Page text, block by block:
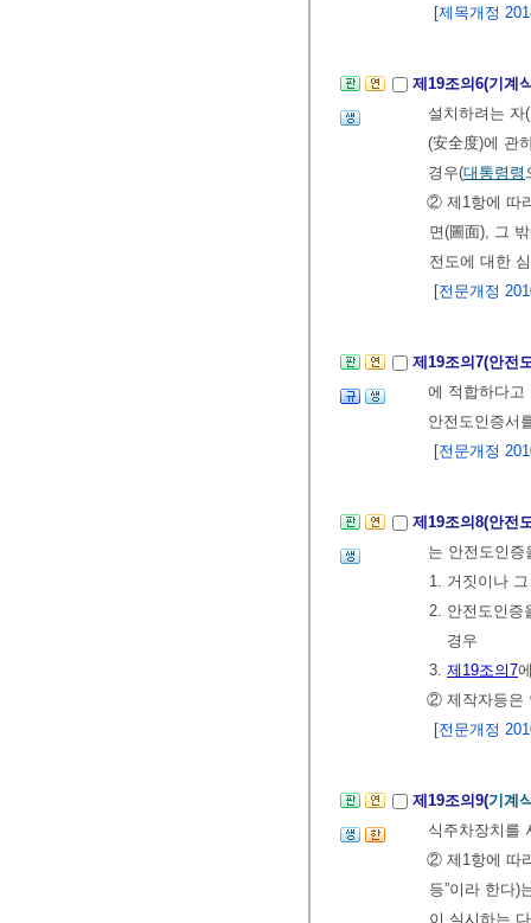
[제목개정
제19조의6(기계
설치하려는 자
(安全度)에 관
경우(대통령령
② 제1항에 따
면(圖面), 그
전도에 대한
[전문개정
제19조의7(안전
에 적합하다
안전도인증서
[전문개정
제19조의8(안전
는 안전도인
1. 거짓이나
2. 안전도인증
경우
3. 제19조의7
② 제작자등은
[전문개정
제19조의9(기계
식주차장치를
② 제1항에 따
등”이라 한다)
이 실시하는